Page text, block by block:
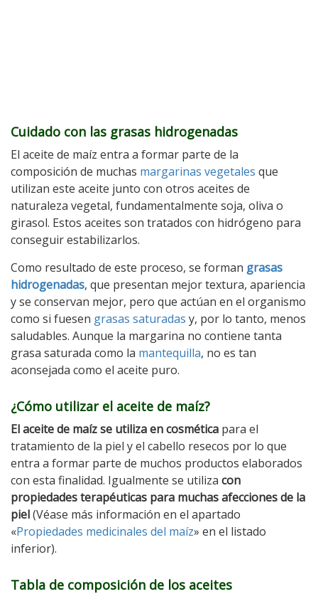
Cuidado con las grasas hidrogenadas
El aceite de maíz entra a formar parte de la
composición de muchas margarinas vegetales que
utilizan este aceite junto con otros aceites de
naturaleza vegetal, fundamentalmente soja, oliva o
girasol. Estos aceites son tratados con hidrógeno para
conseguir estabilizarlos.
Como resultado de este proceso, se forman grasas
hidrogenadas, que presentan mejor textura, apariencia
y se conservan mejor, pero que actúan en el organismo
como si fuesen grasas saturadas y, por lo tanto, menos
saludables. Aunque la margarina no contiene tanta
grasa saturada como la mantequilla, no es tan
aconsejada como el aceite puro.
¿Cómo utilizar el aceite de maíz?
El aceite de maíz se utiliza en cosmética para el
tratamiento de la piel y el cabello resecos por lo que
entra a formar parte de muchos productos elaborados
con esta finalidad. Igualmente se utiliza con
propiedades terapéuticas para muchas afecciones de la
piel(Véase más información en el apartado
«Propiedades medicinales del maíz» en el listado
inferior).
Tabla de composición de los aceites